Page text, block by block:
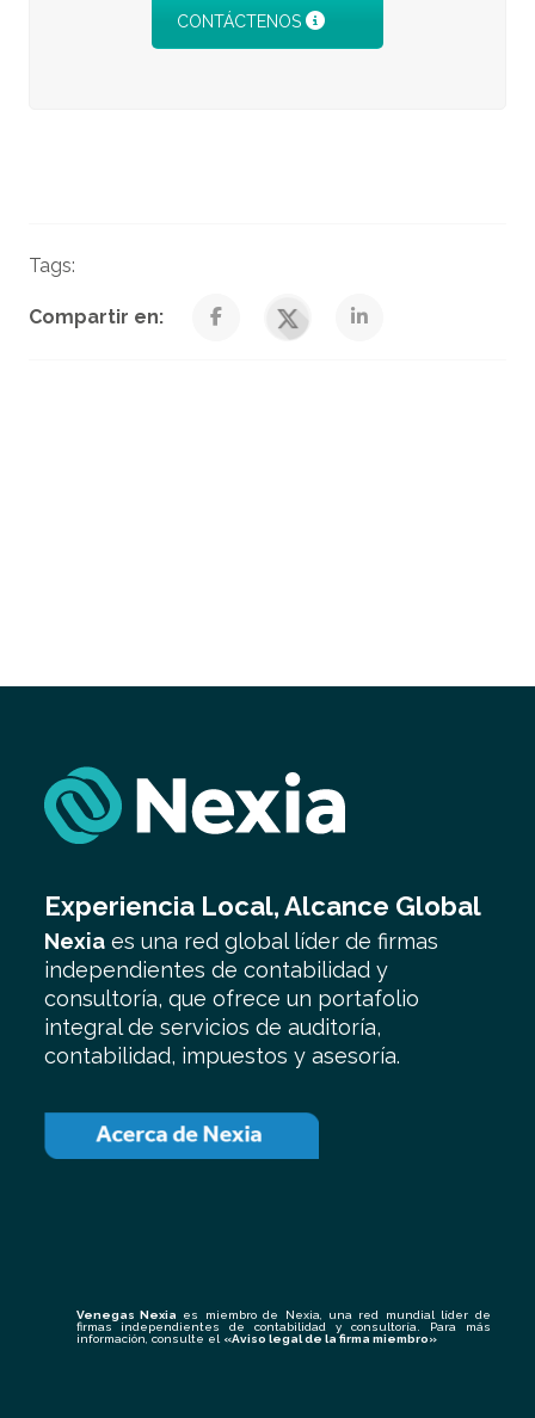
CONTÁCTENOS
Tags:
Compartir en:
Experiencia Local, Alcance Global
Nexia es una red global líder de firmas
independientes de contabilidad y
consultoría, que ofrece un portafolio
integral de servicios de auditoría,
contabilidad, impuestos y asesoría.
Venegas Nexia es miembro de Nexia, una red mundial líder de
firmas independientes de contabilidad y consultoría. Para más
información, consulte el «Aviso legal de la firma miembro»